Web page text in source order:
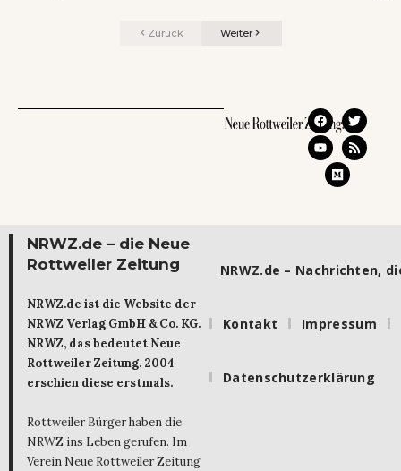
Zurück Weiter
NRWZ.de – die Neue
Rottweiler Zeitung
NRWZ.de ist die Website der
NRWZ Verlag GmbH & Co. KG.
NRWZ, das bedeutet Neue
Rottweiler Zeitung. 2004
erschien diese erstmals.
Rottweiler Bürger haben die
NRWZ ins Leben gerufen. Im
Verein Neue Rottweiler Zeitung
NRWZ.de – Nachrichten,
Kontakt Impressum
Datenschutzerklärung